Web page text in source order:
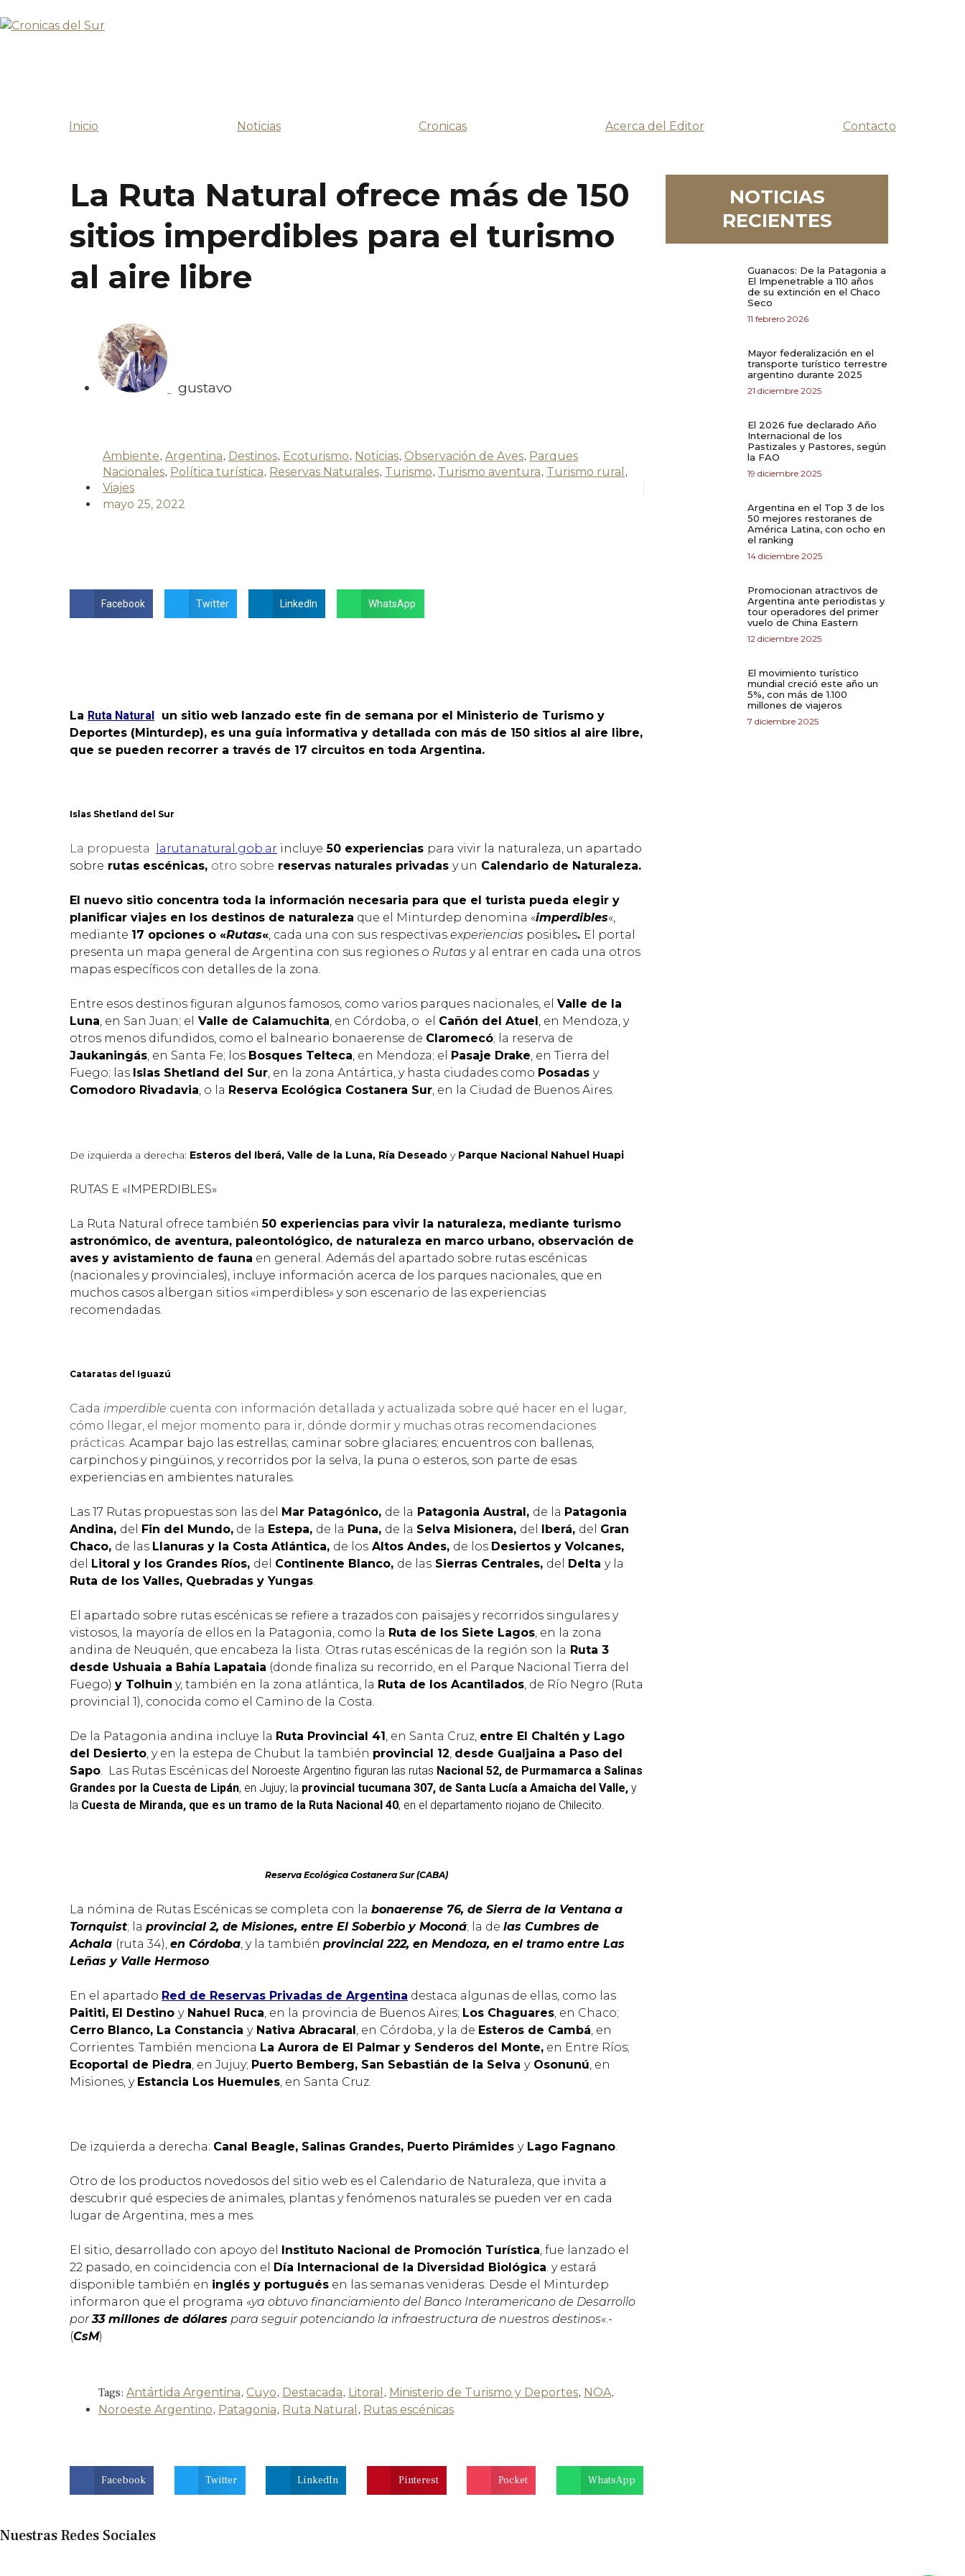
Inicio Noticias Cronicas Acerca del Editor Contacto
La Ruta Natural ofrece más de 150
sitios imperdibles para el turismo
al aire libre
gustavo
Ambiente, Argentina, Destinos, Ecoturismo, Noticias, Observación de Aves, Parques
Nacionales, Política turística, Reservas Naturales, Turismo, Turismo aventura, Turismo rural ,
Viajes
mayo 25, 2022
Facebook Twitter LinkedIn WhatsApp
La Ruta Natural un sitio web lanzado este fin de semana por el Ministerio de Turismo y
Deportes (Minturdep), es una guía informativa y detallada con más de 150 sitios al aire libre,
que se pueden recorrer a través de 17 circuitos en toda Argentina.
Islas Shetland del Sur
La propuesta larutanatural.gob.ar incluye 50 experiencias para vivir la naturaleza, un apartado
sobre rutas escénicas, otro sobre reservas naturales privadas y un Calendario de Naturaleza.
El nuevo sitio concentra toda la información necesaria para que el turista pueda elegir y
planificar viajes en los destinos de naturaleza que el Minturdep denomina «imperdibles«,
mediante 17 opciones o «Rutas«, cada una con sus respectivas experiencias posibles. El portal
presenta un mapa general de Argentina con sus regiones o Rutas y al entrar en cada una otros
mapas específicos con detalles de la zona.
Entre esos destinos figuran algunos famosos, como varios parques nacionales, el Valle de la
Luna, en San Juan; el Valle de Calamuchita, en Córdoba, o el Cañón del Atuel, en Mendoza, y
otros menos difundidos, como el balneario bonaerense de Claromecó; la reserva de
Jaukaningás, en Santa Fe; los Bosques Telteca, en Mendoza; el Pasaje Drake, en Tierra del
Fuego; las Islas Shetland del Sur, en la zona Antártica, y hasta ciudades como Posadas y
Comodoro Rivadavia, o la Reserva Ecológica Costanera Sur, en la Ciudad de Buenos Aires.
De izquierda a derecha: Esteros del Iberá, Valle de la Luna, Ría Deseado yParque Nacional Nahuel Huapi
RUTAS E «IMPERDIBLES»
La Ruta Natural ofrece también50 experiencias para vivir la naturaleza, mediante turismo
astronómico, de aventura, paleontológico, de naturaleza en marco urbano, observación de
aves y avistamiento de fauna en general. Además del apartado sobre rutas escénicas
(nacionales y provinciales), incluye información acerca de los parques nacionales, que en
muchos casos albergan sitios «imperdibles» y son escenario de las experiencias
recomendadas.
Cataratas del Iguazú
Cada imperdible cuenta con información detallada y actualizada sobre qué hacer en el lugar,
cómo llegar, el mejor momento para ir, dónde dormir y muchas otras recomendaciones
prácticas. Acampar bajo las estrellas; caminar sobre glaciares; encuentros con ballenas,
carpinchos y pingüinos, y recorridos por la selva, la puna o esteros, son parte de esas
experiencias en ambientes naturales.
Las 17 Rutas propuestas son las del Mar Patagónico, de la Patagonia Austral, de la Patagonia
Andina, del Fin del Mundo, de la Estepa, de la Puna, de la Selva Misionera, del Iberá, del Gran
Chaco, de las Llanuras y la Costa Atlántica, de los Altos Andes, de los Desiertos y Volcanes,
del Litoral y los Grandes Ríos, del Continente Blanco, de las Sierras Centrales, del Delta y la
Ruta de los Valles, Quebradas y Yungas.
El apartado sobre rutas escénicas se refiere a trazados con paisajes y recorridos singulares y
vistosos, la mayoría de ellos en la Patagonia, como la Ruta de los Siete Lagos, en la zona
andina de Neuquén, que encabeza la lista. Otras rutas escénicas de la región son la Ruta 3
desde Ushuaia a Bahía Lapataia (donde finaliza su recorrido, en el Parque Nacional Tierra del
Fuego) y Tolhuin y, también en la zona atlántica, la Ruta de los Acantilados, de Río Negro (Ruta
provincial 1), conocida como el Camino de la Costa.
De la Patagonia andina incluye la Ruta Provincial 41, en Santa Cruz, entre El Chaltén y Lago
del Desierto, y en la estepa de Chubut la también provincial 12, desde Gualjaina a Paso del
Sapo. Las Rutas Escénicas del Noroeste Argentino figuran las rutas Nacional 52, de Purmamarca a Salinas
Grandes por la Cuesta de Lipán, en Jujuy; la provincial tucumana 307, de Santa Lucía a Amaicha del Valle, y
la Cuesta de Miranda, que es un tramo de la Ruta Nacional 40, en el departamento riojano de Chilecito.
Reserva Ecológica Costanera Sur (CABA)
La nómina de Rutas Escénicas se completa con la bonaerense 76, de Sierra de la Ventana a
Tornquist; la provincial 2, de Misiones, entre El Soberbio y Moconá; la de las Cumbres de
Achala (ruta 34), en Córdoba, y la también provincial 222, en Mendoza, en el tramo entre Las
Leñas y Valle Hermoso.
En el apartado Red de Reservas Privadas de Argentina destaca algunas de ellas, como las
Paititi, El Destino yNahuel Ruca, en la provincia de Buenos Aires; Los Chaguares, en Chaco;
Cerro Blanco, La Constancia yNativa Abracaral, en Córdoba, y la de Esteros de Cambá, en
Corrientes. También menciona La Aurora de El Palmar y Senderos del Monte, en Entre Ríos;
Ecoportal de Piedra, en Jujuy; Puerto Bemberg, San Sebastián de la Selva yOsonunú, en
Misiones, y Estancia Los Huemules, en Santa Cruz.
De izquierda a derecha: Canal Beagle, Salinas Grandes, Puerto Pirámides yLago Fagnano.
Otro de los productos novedosos del sitio web es el Calendario de Naturaleza, que invita a
descubrir qué especies de animales, plantas y fenómenos naturales se pueden ver en cada
lugar de Argentina, mes a mes.
El sitio, desarrollado con apoyo del Instituto Nacional de Promoción Turística, fue lanzado el
22 pasado, en coincidencia con el Día Internacional de la Diversidad Biológica. y estará
disponible también en inglés y portugués en las semanas venideras. Desde el Minturdep
informaron que el programa «ya obtuvo financiamiento del Banco Interamericano de Desarrollo
por33 millones de dólares para seguir potenciando la infraestructura de nuestros destinos«.-
(CsM)
Tags: Antártida Argentina, Cuyo, Destacada, Litoral , Ministerio de Turismo y Deportes, NOA,
Noroeste Argentino, Patagonia, Ruta Natural , Rutas escénicas
Facebook Twitter LinkedIn Pinterest Pocket WhatsApp
NOTICIAS
RECIENTES
Guanacos: De la Patagonia a
El Impenetrable a 110 años
de su extinción en el Chaco
Seco
11 febrero 2026
Mayor federalización en el
transporte turístico terrestre
argentino durante 2025
21 diciembre 2025
El 2026 fue declarado Año
Internacional de los
Pastizales y Pastores, según
la FAO
19 diciembre 2025
Argentina en el Top 3 de los
50 mejores restoranes de
América Latina, con ocho en
el ranking
14 diciembre 2025
Promocionan atractivos de
Argentina ante periodistas y
tour operadores del primer
vuelo de China Eastern
12 diciembre 2025
El movimiento turístico
mundial creció este año un
5%, con más de 1.100
millones de viajeros
7 diciembre 2025
Nuestras Redes Sociales